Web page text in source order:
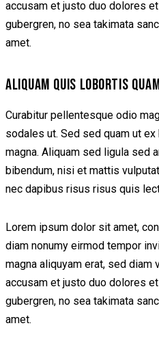
accusam et justo duo dolores
gubergren, no sea takimata
amet.
ALIQUAM QUIS LOBORTIS
Curabitur pellentesque odio
sodales ut. Sed sed quam ut
magna. Aliquam sed ligula sed
bibendum, nisi et mattis
nec dapibus risus risus quis
Lorem ipsum dolor sit amet,
diam nonumy eirmod tempor
magna aliquyam erat, sed diam
accusam et justo duo dolores
gubergren, no sea takimata
amet.